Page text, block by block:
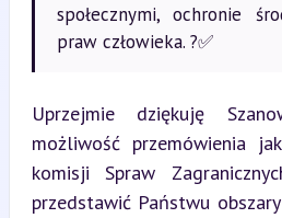
społecznymi, ochronie
praw człowieka. ?✅
Uprzejmie dziękuję
możliwość przemówienia
komisji Spraw
przedstawić Państwu